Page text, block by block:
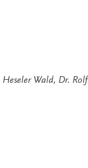
Heseler Wald, Dr. Rolf